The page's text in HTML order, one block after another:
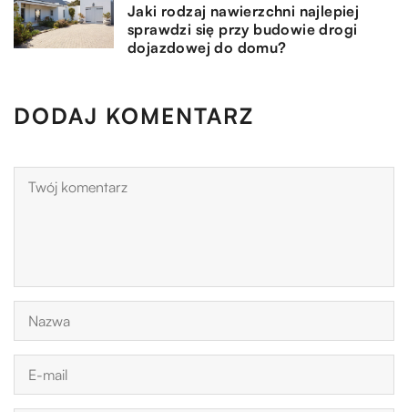
Jaki rodzaj nawierzchni najlepiej
sprawdzi się przy budowie drogi
dojazdowej do domu?
DODAJ KOMENTARZ